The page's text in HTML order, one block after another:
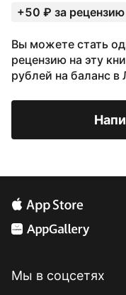
+50 ₽ за рецензию
Вы можете стать
рецензию на эту
рублей на баланс в
Мы в соцсетях